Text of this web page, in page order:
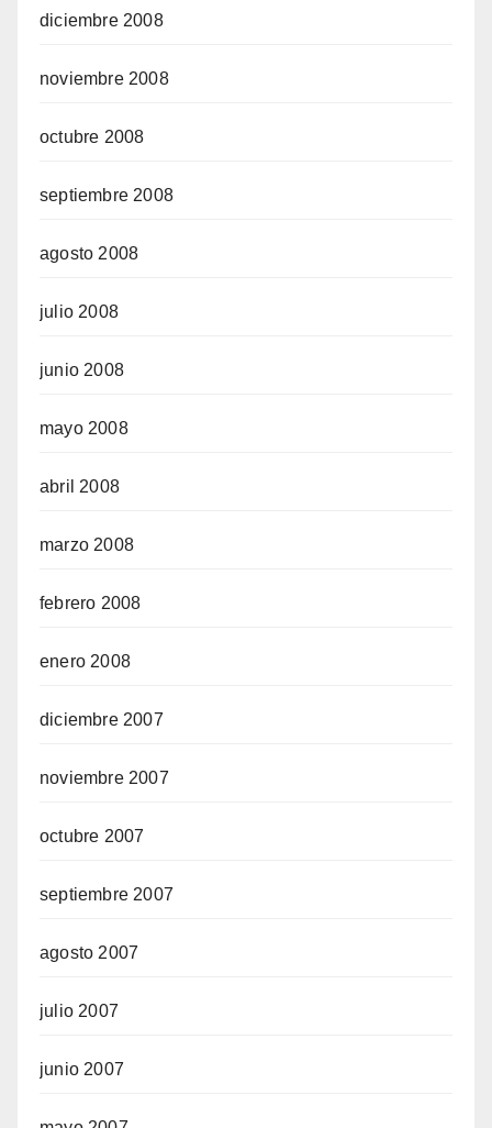
diciembre 2008
noviembre 2008
octubre 2008
septiembre 2008
agosto 2008
julio 2008
junio 2008
mayo 2008
abril 2008
marzo 2008
febrero 2008
enero 2008
diciembre 2007
noviembre 2007
octubre 2007
septiembre 2007
agosto 2007
julio 2007
junio 2007